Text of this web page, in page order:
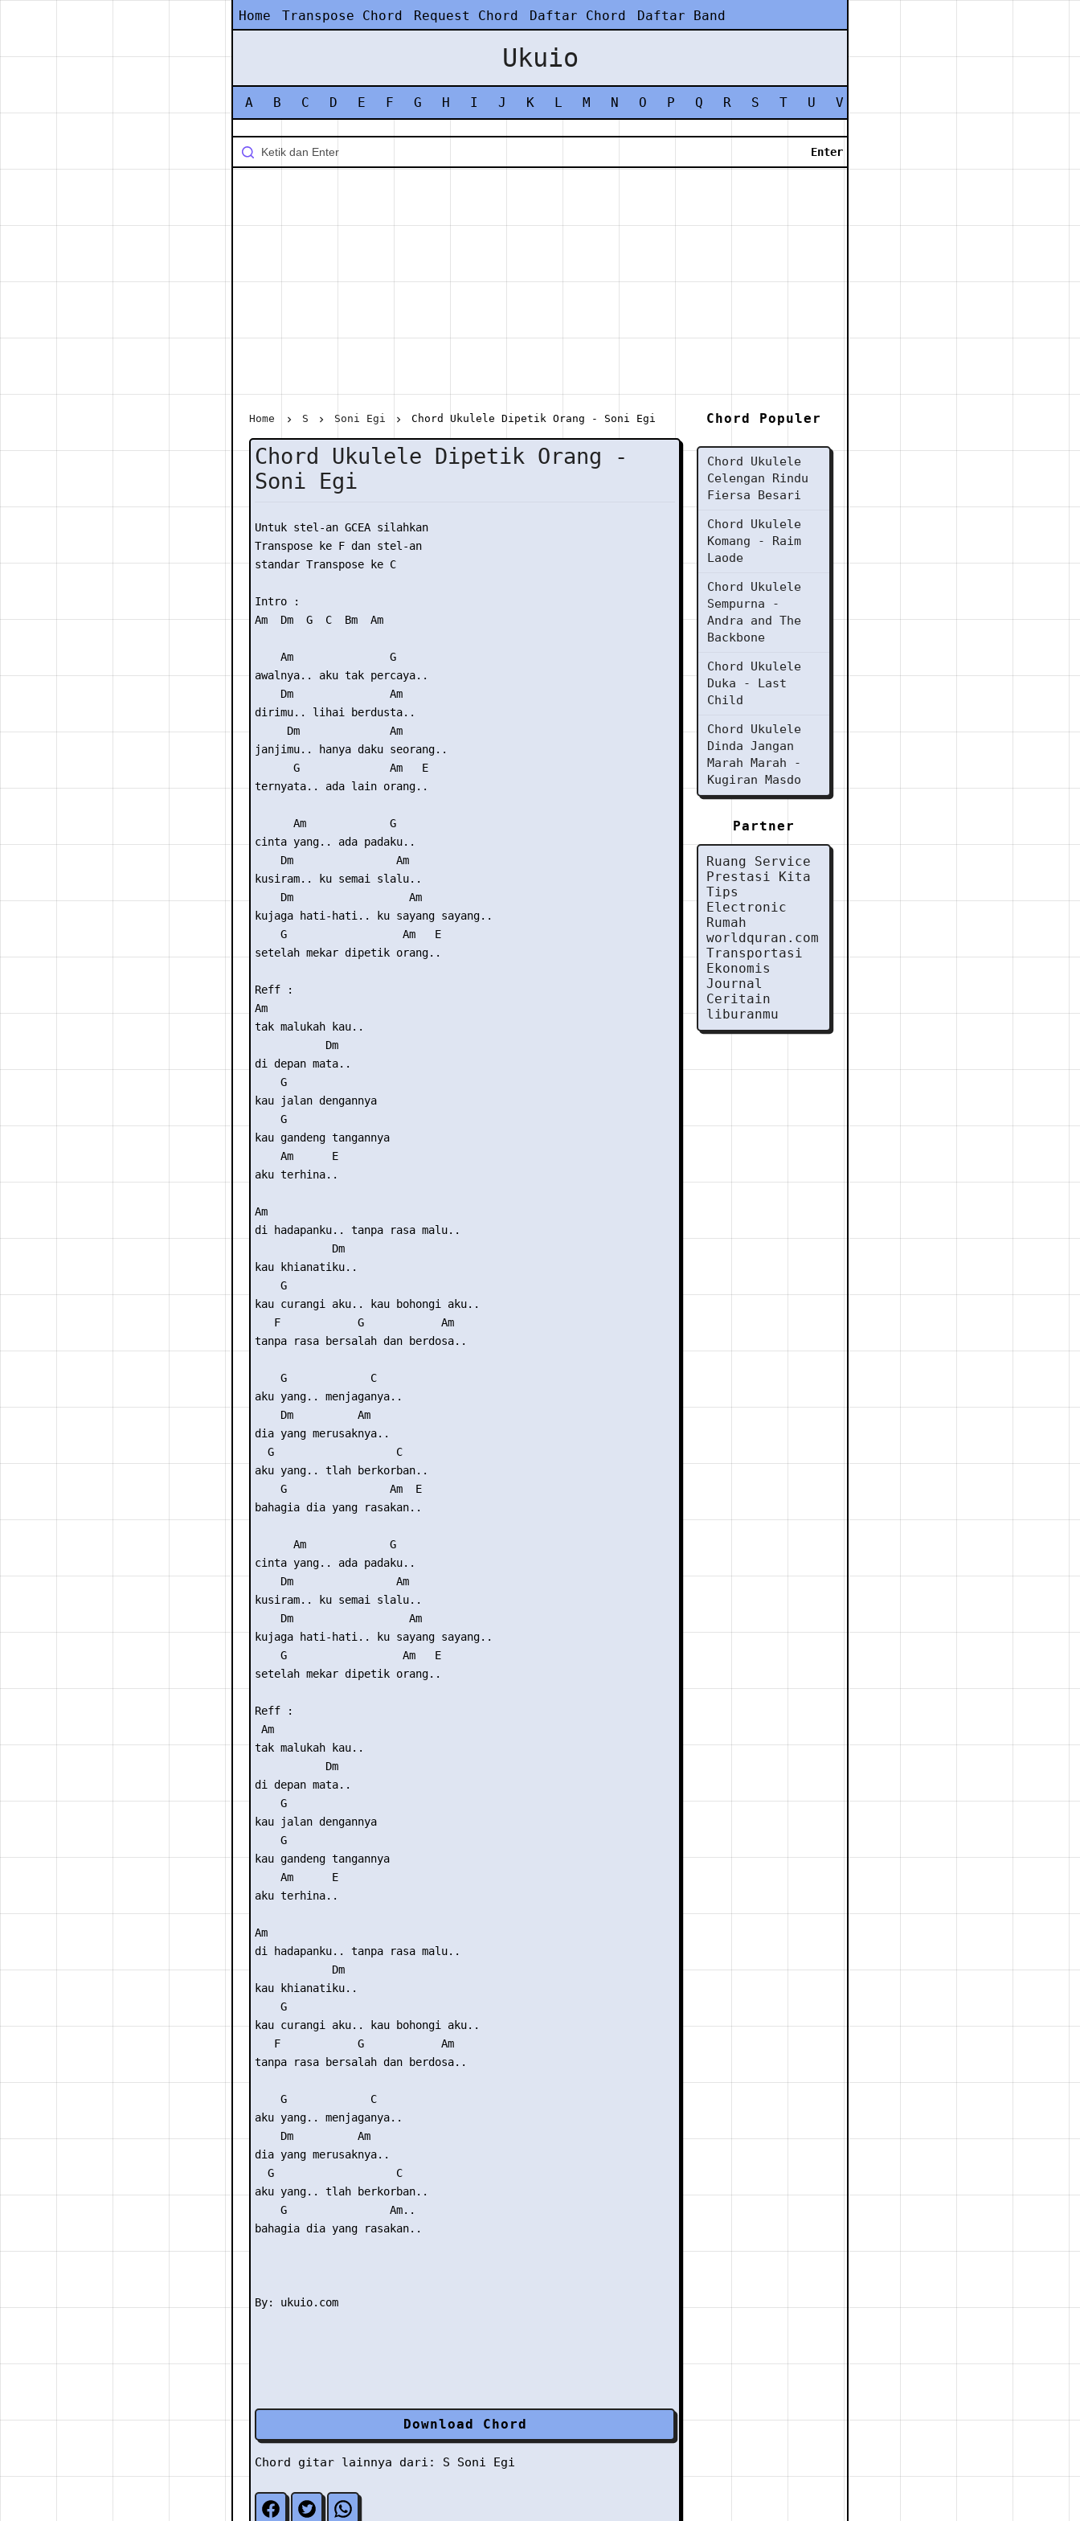
Home Transpose Chord Request Chord Daftar Chord Daftar Band
Ukuio
A B C D E F G H I J K L M N O P Q R S T U V
Home S Soni Egi Chord Ukulele Dipetik Orang - Soni Egi
Chord Ukulele Dipetik Orang -
Soni Egi
Untuk stel-an GCEA silahkan
Transpose ke F dan stel-an
standar Transpose ke C
Intro :
Am  Dm  G  C  Bm  Am
    Am               G
awalnya.. aku tak percaya..
    Dm               Am
dirimu.. lihai berdusta..
     Dm              Am
janjimu.. hanya daku seorang..
      G              Am   E
ternyata.. ada lain orang..
      Am             G
cinta yang.. ada padaku..
    Dm                Am
kusiram.. ku semai slalu..
    Dm                  Am
kujaga hati-hati.. ku sayang sayang..
    G                  Am   E
setelah mekar dipetik orang..
Reff :
Am
tak malukah kau..
           Dm
di depan mata..
    G
kau jalan dengannya
    G
kau gandeng tangannya
    Am      E
aku terhina..
Am
di hadapanku.. tanpa rasa malu..
            Dm
kau khianatiku..
    G
kau curangi aku.. kau bohongi aku..
   F            G            Am
tanpa rasa bersalah dan berdosa..
    G             C
aku yang.. menjaganya..
    Dm          Am
dia yang merusaknya..
  G                   C
aku yang.. tlah berkorban..
    G                Am  E
bahagia dia yang rasakan..
      Am             G
cinta yang.. ada padaku..
    Dm                Am
kusiram.. ku semai slalu..
    Dm                  Am
kujaga hati-hati.. ku sayang sayang..
    G                  Am   E
setelah mekar dipetik orang..
Reff :
Am
tak malukah kau..
           Dm
di depan mata..
    G
kau jalan dengannya
    G
kau gandeng tangannya
    Am      E
aku terhina..
Am
di hadapanku.. tanpa rasa malu..
            Dm
kau khianatiku..
    G
kau curangi aku.. kau bohongi aku..
   F            G            Am
tanpa rasa bersalah dan berdosa..
    G             C
aku yang.. menjaganya..
    Dm          Am
dia yang merusaknya..
  G                   C
aku yang.. tlah berkorban..
    G                Am..
bahagia dia yang rasakan..
Download Chord
Chord gitar lainnya dari: S Soni Egi
Chord Populer
Chord Ukulele
Celengan Rindu
Fiersa Besari
Chord Ukulele
Komang - Raim
Laode
Chord Ukulele
Sempurna -
Andra and The
Backbone
Chord Ukulele
Duka - Last
Child
Chord Ukulele
Dinda Jangan
Marah Marah -
Kugiran Masdo
Partner
Ruang Service
Prestasi Kita
Tips
Electronic
Rumah
worldquran.com
Transportasi
Ekonomis
Journal
Ceritain
liburanmu